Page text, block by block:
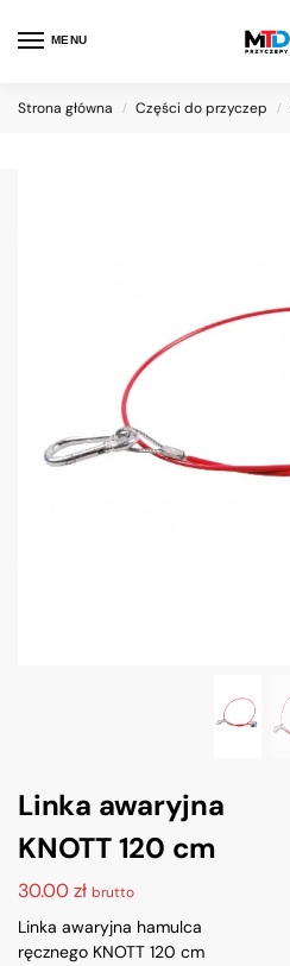
MENU
Strona główna / Części do przyczep /
Linka awaryjna
KNOTT 120 cm
30.00zł brutto
Linka awaryjna hamulca
ręcznego KNOTT 120 cm